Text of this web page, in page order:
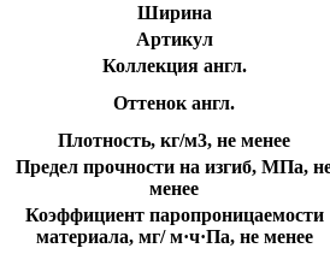
Ширина
Артикул
Коллекция англ.
Оттенок англ.
Плотность, кг/м3, не менее
Предел прочности на изгиб, МПа,
менее
Коэффициент паропроницаемости
материала, мг/ м·ч·Па, не менее